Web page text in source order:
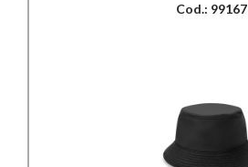
Cod.: 99167